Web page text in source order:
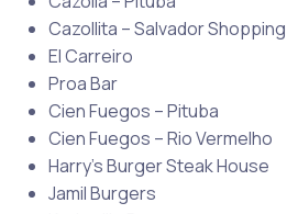
Cazollita – Salvador Shopping
El Carreiro
Proa Bar
Cien Fuegos – Pituba
Cien Fuegos – Rio Vermelho
Harry’s Burger Steak House
Jamil Burgers